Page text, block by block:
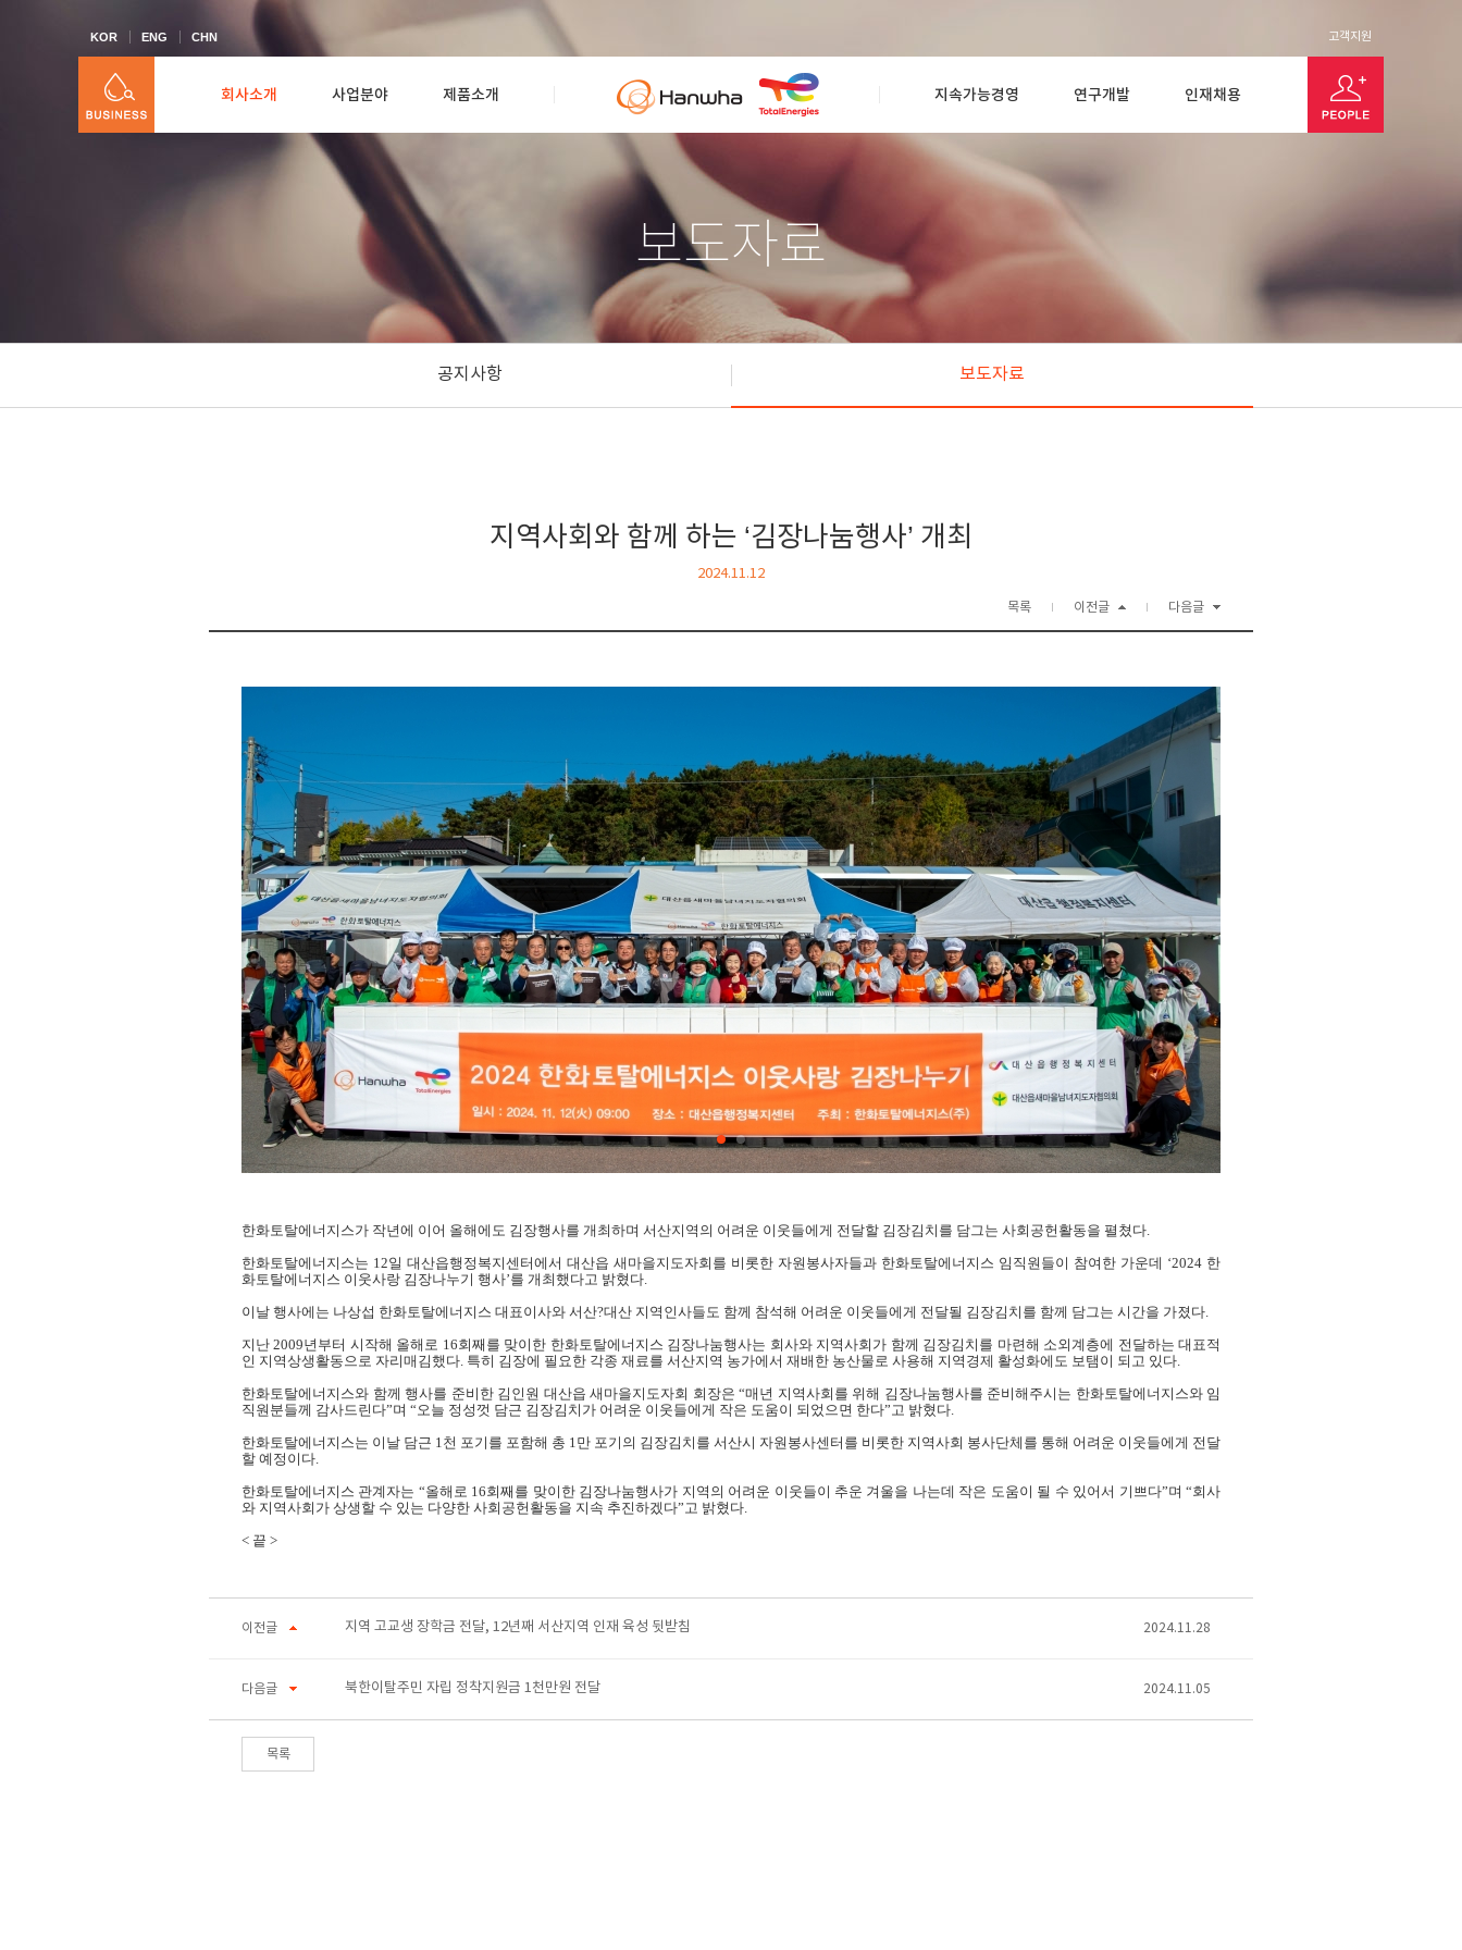
KOR ENG CHN 고객지원
회사소개 사업분야 제품소개 지속가능경영 연구개발 인재채용
보도자료
공지사항 보도자료
지역사회와 함께 하는 ‘김장나눔행사’ 개최
2024.11.12
목록 이전글 다음글
한화토탈에너지스가 작년에 이어 올해에도 김장행사를 개최하며 서산지역의 어려운 이웃들에게 전달할 김장김치를 담그는 사회공헌활동을 펼쳤다.
한화토탈에너지스는 12일 대산읍행정복지센터에서 대산읍 새마을지도자회를 비롯한 자원봉사자들과 한화토탈에너지스 임직원들이 참여한 가운데 ‘2024 한
화토탈에너지스 이웃사랑 김장나누기 행사’를 개최했다고 밝혔다.
이날 행사에는 나상섭 한화토탈에너지스 대표이사와 서산?대산 지역인사들도 함께 참석해 어려운 이웃들에게 전달될 김장김치를 함께 담그는 시간을 가졌다.
지난 2009년부터 시작해 올해로 16회째를 맞이한 한화토탈에너지스 김장나눔행사는 회사와 지역사회가 함께 김장김치를 마련해 소외계층에 전달하는 대표적
인 지역상생활동으로 자리매김했다. 특히 김장에 필요한 각종 재료를 서산지역 농가에서 재배한 농산물로 사용해 지역경제 활성화에도 보탬이 되고 있다.
한화토탈에너지스와 함께 행사를 준비한 김인원 대산읍 새마을지도자회 회장은 “매년 지역사회를 위해 김장나눔행사를 준비해주시는 한화토탈에너지스와 임
직원분들께 감사드린다”며 “오늘 정성껏 담근 김장김치가 어려운 이웃들에게 작은 도움이 되었으면 한다”고 밝혔다.
한화토탈에너지스는 이날 담근 1천 포기를 포함해 총 1만 포기의 김장김치를 서산시 자원봉사센터를 비롯한 지역사회 봉사단체를 통해 어려운 이웃들에게 전달
할 예정이다.
한화토탈에너지스 관계자는 “올해로 16회째를 맞이한 김장나눔행사가 지역의 어려운 이웃들이 추운 겨울을 나는데 작은 도움이 될 수 있어서 기쁘다”며 “회사
와 지역사회가 상생할 수 있는 다양한 사회공헌활동을 지속 추진하겠다”고 밝혔다.
< 끝 >
이전글 지역 고교생 장학금 전달, 12년째 서산지역 인재 육성 뒷받침 2024.11.28
다음글 북한이탈주민 자립 정착지원금 1천만원 전달 2024.11.05
목록